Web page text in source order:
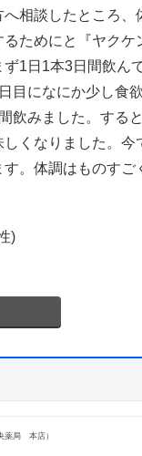
相談したところ、
るためにと『ヤク
ず1日1本3日間飲ん
目になにか少し食
飲みました。する
くなりました。今
。体調はものすご
)
薬局 本店）